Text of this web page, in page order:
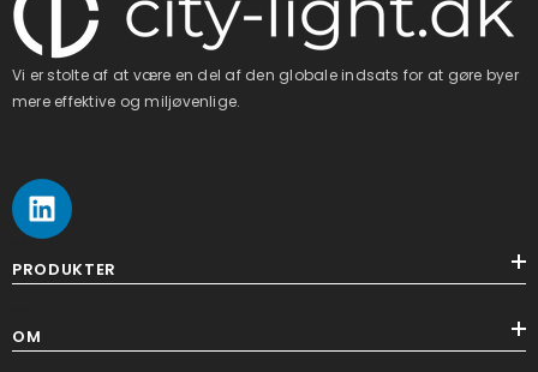
Vi er stolte af at være en del af den globale indsats for at gøre byer
mere effektive og miljøvenlige.
ss
PRODUKTER
OM